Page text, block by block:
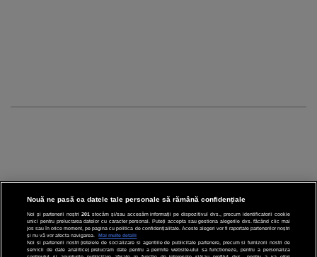
CINEMA
Nouă ne pasă ca datele tale personale să rămână confidențiale
Noi și partenerii noștri 201 stocăm și/sau accesăm informații pe dispozitivul dvs., precum identificatorii cookie
unici pentru prelucrarea datelor cu caracter personal. Puteți accepta sau gestiona alegerile dvs. făcând clic mai
jos sau în orice moment, pe pagina cu politica de confidențialitate. Aceste alegeri vor fi raportate partenerilor noștri
și nu vă vor afecta navigarea.
Mai multe detalii
Noi si partenerii nostri (retelele de socializare si agentiile de publicitate partenere, precum si furnizorii nostri de
servicii de date analitice) prelucram date pentru a permite website-ului sa functioneze, pentru a personaliza